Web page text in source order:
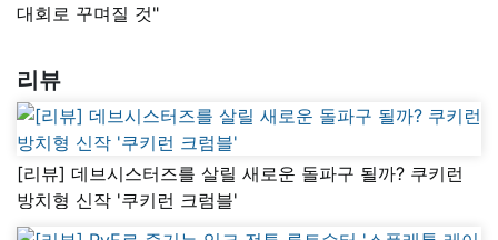
대회로 꾸며질 것"
리뷰
[리뷰] 데브시스터즈를 살릴 새로운 돌파구 될까? 쿠키런
방치형 신작 '쿠키런 크럼블'